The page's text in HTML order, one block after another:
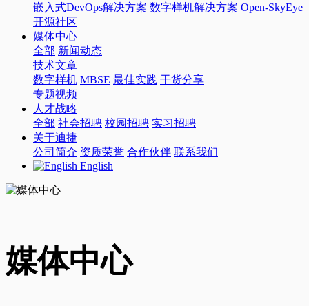
嵌入式DevOps解决方案 数字样机解决方案 Open-SkyEye
开源社区
媒体中心
全部 新闻动态
技术文章
数字样机 MBSE 最佳实践 干货分享
专题视频
人才战略
全部 社会招聘 校园招聘 实习招聘
关于迪捷
公司简介 资质荣誉 合作伙伴 联系我们
English
媒体中心